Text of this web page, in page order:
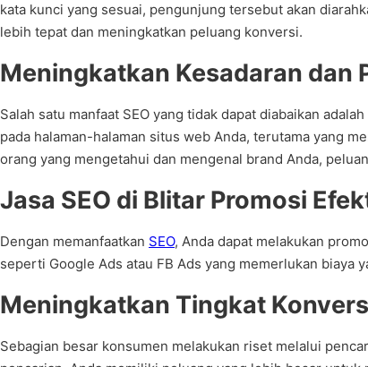
kata kunci yang sesuai, pengunjung tersebut akan
lebih tepat dan meningkatkan peluang konversi.
Meningkatkan Kesadaran dan
Salah satu manfaat SEO yang tidak dapat diabaikan
pada halaman-halaman situs web Anda, terutama yang
orang yang mengetahui dan mengenal brand Anda,
Jasa SEO di Blitar Promosi
Dengan memanfaatkan SEO, Anda dapat melakukan
seperti Google Ads atau FB Ads yang memerlukan biaya
Meningkatkan Tingkat
Sebagian besar konsumen melakukan riset melalui